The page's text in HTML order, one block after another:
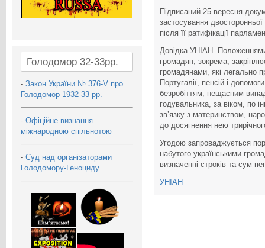
Голодомор 32-33рр.
- Закон України № 376-V про
Голодомор 1932-33 рр.
- Офіційне визнання
міжнародною спільнотою
- Суд над організаторами
Голодомору-Геноциду
Підписаний 25 вересня
застосування
після її ратифікації
Довідка УНІАН.
громадян, зокрема,
громадянами, які легально
Португалії, пенсій і
безробіттям, нещасним
годувальника, за віком, по
зв’язку з материнством,
до досягнення нею
Угодою запроваджується
набутого українськими
визначенні строків та сум
УНІАН